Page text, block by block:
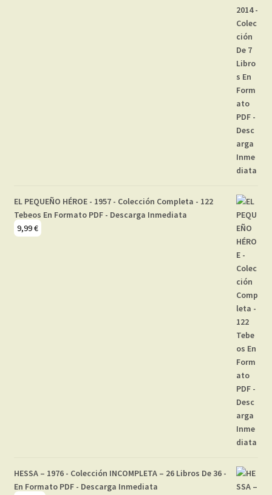
EL PEQUEÑO HÉROE - 1957 - Colección Completa - 122
Tebeos En Formato PDF - Descarga Inmediata
9,99€
HESSA – 1976 - Colección INCOMPLETA – 26 Libros De 36 -
En Formato PDF - Descarga Inmediata